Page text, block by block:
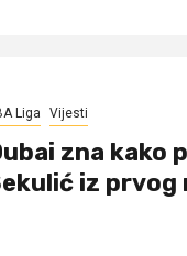
Liga Vijesti
zna kako
iz